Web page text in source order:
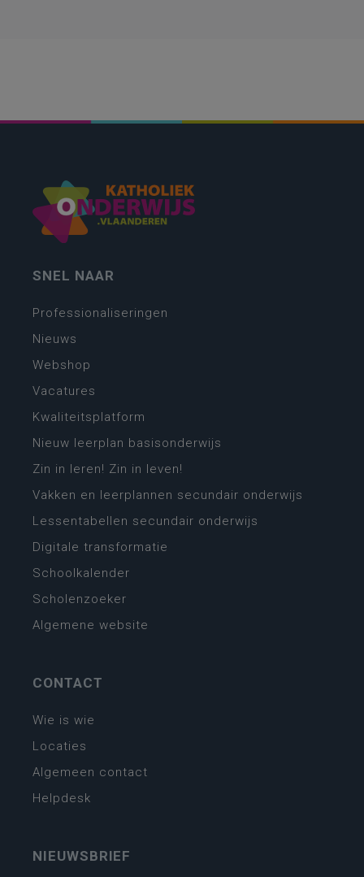
SNEL NAAR
Professionaliseringen
Nieuws
Webshop
Vacatures
Kwaliteitsplatform
Nieuw leerplan basisonderwijs
Zin in leren! Zin in leven!
Vakken en leerplannen secundair onderwijs
Lessentabellen secundair onderwijs
Digitale transformatie
Schoolkalender
Scholenzoeker
Algemene website
CONTACT
Wie is wie
Locaties
Algemeen contact
Helpdesk
NIEUWSBRIEF